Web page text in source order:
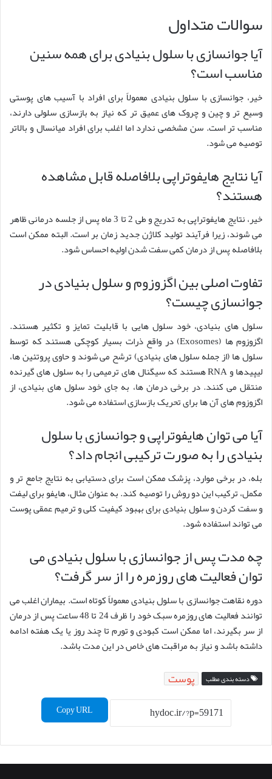
سوالات متداول
آیا جوانسازی با سلول بنیادی برای همه سنین
مناسب است؟
خیر، جوانسازی با سلول بنیادی معمولاً برای افراد با آسیب های پوستی
وسیع تر و چین و چروک های عمیق تر که نیاز به بازسازی سلولی دارند،
مناسب تر است. سن مشخصی ندارد اما اغلب برای افراد میانسال و بالاتر
توصیه می شود.
آیا نتایج هایفوتراپی بلافاصله قابل مشاهده
هستند؟
خیر، نتایج هایفوتراپی به تدریج و طی 2 تا 3 ماه پس از جلسه درمانی ظاهر
می شوند، زیرا فرآیند تولید کلاژن جدید زمان بر است. البته ممکن است
بلافاصله پس از درمان کمی سفت شدن اولیه احساس شود.
تفاوت اصلی بین اگزوزوم و سلول بنیادی در
جوانسازی چیست؟
سلول های بنیادی، خود سلول هایی با قابلیت تمایز و تکثیر هستند.
اگزوزوم ها (Exosomes) در واقع ذرات بسیار کوچکی هستند که توسط
سلول ها (از جمله سلول های بنیادی) ترشح می شوند و حاوی پروتئین ها،
لیپیدها و RNA هستند که سیگنال های ترمیمی را به سلول های گیرنده
منتقل می کنند. در برخی درمان ها، به جای خود سلول های بنیادی، از
اگزوزوم های آن ها برای تحریک بازسازی استفاده می شود.
آیا می توان هایفوتراپی و جوانسازی با سلول
بنیادی را به صورت ترکیبی انجام داد؟
بله، در برخی موارد، پزشک ممکن است برای دستیابی به نتایج جامع تر و
مکمل، ترکیب این دو روش را توصیه کند. به عنوان مثال، هایفو برای لیفت
و سفت کردن و سلول بنیادی برای بهبود کیفیت کلی و ترمیم عمقی پوست
می تواند استفاده شود.
چه مدت پس از جوانسازی با سلول بنیادی می
توان فعالیت های روزمره را از سر گرفت؟
دوره نقاهت جوانسازی با سلول بنیادی معمولاً کوتاه است. بیماران اغلب می
توانند فعالیت های روزمره سبک خود را ظرف 24 تا 48 ساعت پس از درمان
از سر بگیرند، اما ممکن است کبودی و تورم تا چند روز یا یک هفته ادامه
داشته باشد و نیاز به مراقبت های خاص در این مدت باشد.
دسته بندی مطلب پوست
Copy URL